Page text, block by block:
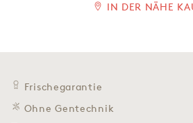
IN DER NÄHE
Frischegarantie
Ohne Gentechnik